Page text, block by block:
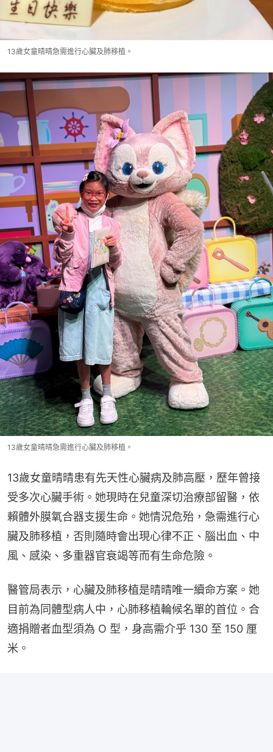
13歲女童晴晴急需進行心臟及肺移植。
13歲女童晴晴急需進行心臟及肺移植。
13歲女童晴晴患有先天性心臟病及肺高壓，歷年曾接
受多次心臟手術。她現時在兒童深切治療部留醫，依
賴體外膜氧合器支援生命。她情況危殆，急需進行心
臟及肺移植，否則隨時會出現心律不正、腦出血、中
風、感染、多重器官衰竭等而有生命危險。
醫管局表示，心臟及肺移植是晴晴唯一續命方案。她
目前為同體型病人中，心肺移植輪候名單的首位。合
適捐贈者血型須為 O 型，身高需介乎 130 至 150 厘
米。